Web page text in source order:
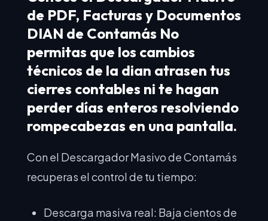
de PDF, Facturas y Documentos
DIAN de Contamás No
permitas que los cambios
técnicos de la dian atrasen tus
cierres contables ni te hagan
perder días enteros resolviendo
rompecabezas en una pantalla.
Con el Descargador Masivo de Contamás
recuperas el control de tu tiempo:
Descarga masiva real: Baja cientos de